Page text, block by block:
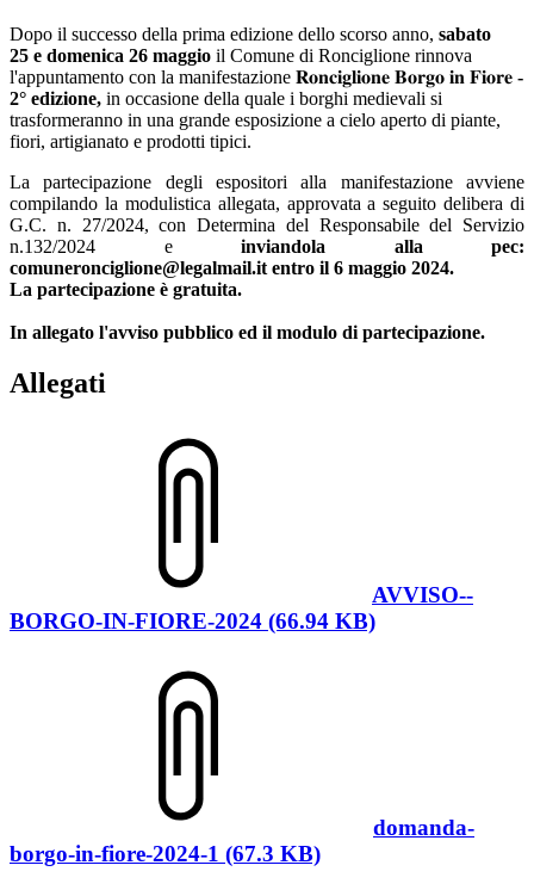
Dopo il successo della prima edizione dello scorso anno, sabato
25 e domenica 26 maggio il Comune di Ronciglione rinnova
l'appuntamento con la manifestazione 𝐑𝐨𝐧𝐜𝐢𝐠𝐥𝐢𝐨𝐧𝐞 𝐁𝐨𝐫𝐠𝐨 𝐢𝐧 𝐅𝐢𝐨𝐫𝐞 -
2° edizione, in occasione della quale i borghi medievali si
trasformeranno in una grande esposizione a cielo aperto di piante,
fiori, artigianato e prodotti tipici.
La partecipazione degli espositori alla manifestazione avviene
compilando la modulistica allegata, approvata a seguito delibera di
G.C. n. 27/2024, con Determina del Responsabile del Servizio
n.132/2024 e inviandola alla pec:
comuneronciglione@legalmail.it entro il 6 maggio 2024.
La partecipazione è gratuita.
In allegato l'avviso pubblico ed il modulo di partecipazione.
Allegati
AVVISO--
BORGO-IN-FIORE-2024 (66.94 KB)
domanda-
borgo-in-fiore-2024-1 (67.3 KB)